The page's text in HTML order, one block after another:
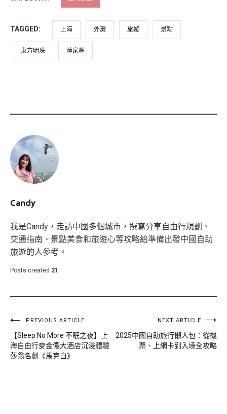
TAGGED: 上海 外灘 旅遊 景點
東方明珠 陸家嘴
Candy
我是Candy，走訪中國多個城市，撰寫分享自由行規劃、
交通指南、景點美食和旅遊心等攻略給準備出發中國自助
旅遊的人參考。
Posts created 21
文
章
導
PREVIOUS ARTICLE
【Sleep No More 不眠之夜】上
海自由行麥金儂大酒店沉浸體驗
莎翁名劇《馬克白》
NEXT ARTICLE
2025中國自助旅行懶人包：從機
票、上網卡到入境全攻略